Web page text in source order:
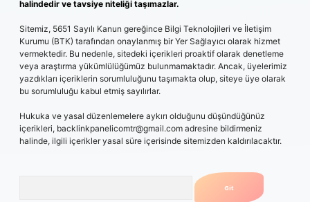
halindedir ve tavsiye niteliği taşımazlar.
Sitemiz, 5651 Sayılı Kanun gereğince Bilgi Teknolojileri ve İletişim
Kurumu (BTK) tarafından onaylanmış bir Yer Sağlayıcı olarak hizmet
vermektedir. Bu nedenle, sitedeki içerikleri proaktif olarak denetleme
veya araştırma yükümlülüğümüz bulunmamaktadır. Ancak, üyelerimiz
yazdıkları içeriklerin sorumluluğunu taşımakta olup, siteye üye olarak
bu sorumluluğu kabul etmiş sayılırlar.
Hukuka ve yasal düzenlemelere aykırı olduğunu düşündüğünüz
içerikleri, backlinkpanelicomtr@gmail.com adresine bildirmeniz
halinde, ilgili içerikler yasal süre içerisinde sitemizden kaldırılacaktır.